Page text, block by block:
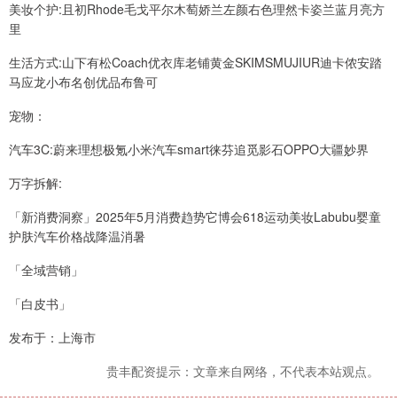
美妆个护:且初Rhode毛戈平尔木萄娇兰左颜右色理然卡姿兰蓝月亮方
里
生活方式:山下有松Coach优衣库老铺黄金SKIMSMUJIUR迪卡侬安踏
马应龙小布名创优品布鲁可
宠物：
汽车3C:蔚来理想极氪小米汽车smart徕芬追觅影石OPPO大疆妙界
万字拆解:
「新消费洞察」2025年5月消费趋势它博会618运动美妆Labubu婴童
护肤汽车价格战降温消暑
「全域营销」
「白皮书」
发布于：上海市
贵丰配资提示：文章来自网络，不代表本站观点。